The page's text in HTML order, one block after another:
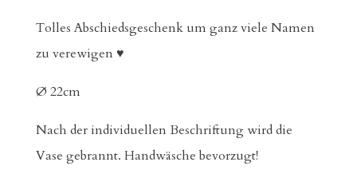
Tolles Abschiedsgeschenk um ganz viele Namen
zu verewigen ♥
Ø 22cm
Nach der individuellen Beschriftung wird die
Vase gebrannt. Handwäsche bevorzugt!